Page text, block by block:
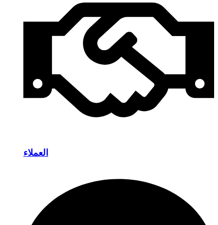
العملاء